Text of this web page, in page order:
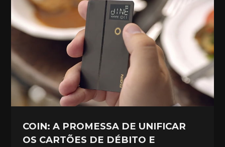
COIN: A PROMESSA DE UNIFICAR
OS CARTÕES DE DÉBITO E